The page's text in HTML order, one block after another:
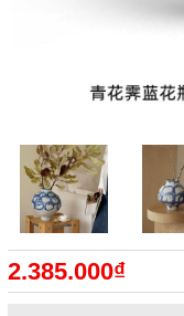
2.385.000₫